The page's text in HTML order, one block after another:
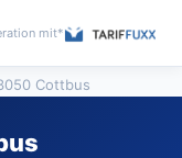
mit*
Cottbus